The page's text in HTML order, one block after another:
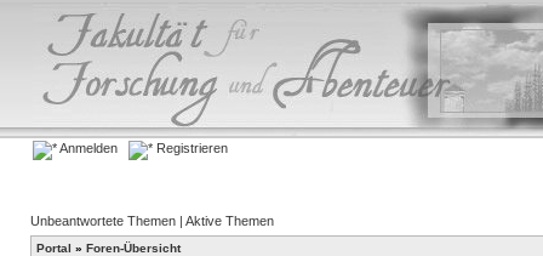
Anmelden Registrieren
Unbeantwortete Themen | Aktive Themen
Portal » Foren-Übersicht